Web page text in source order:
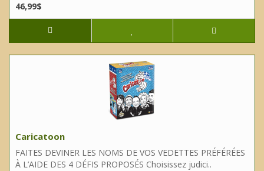
46,99$
Caricatoon
FAITES DEVINER LES NOMS DE VOS VEDETTES PRÉFÉRÉES
À L’AIDE DES 4 DÉFIS PROPOSÉS Choisissez judici..